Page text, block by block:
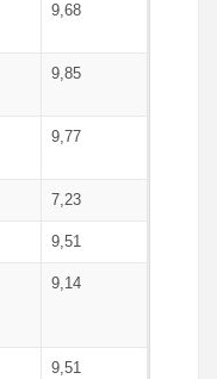
9,68
9,85
9,77
7,23
9,51
9,14
9,51